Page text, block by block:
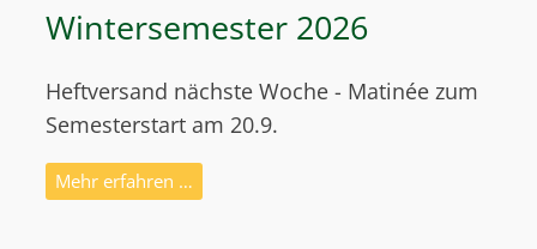
Wintersemester 2026
Heftversand nächste Woche - Matinée zum
Semesterstart am 20.9.
Mehr erfahren …